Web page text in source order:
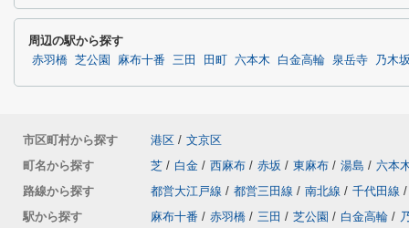
周辺の駅から探す
赤羽橋 芝公園 麻布十番 三田 田町 六本木 白金高輪 泉岳寺 乃木
市区町村から探す 港区 / 文京区
町名から探す
芝 / 白金 / 西麻布 / 赤坂 / 東麻布 / 湯島 / 六本
路線から探す
都営大江戸線 / 都営三田線 / 南北線 / 千代田線 /
駅から探す
麻布十番 / 赤羽橋 / 三田 / 芝公園 / 白金高輪 /